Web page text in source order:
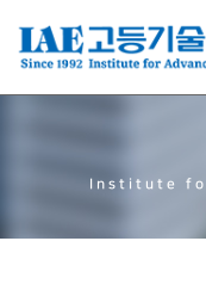
Institute